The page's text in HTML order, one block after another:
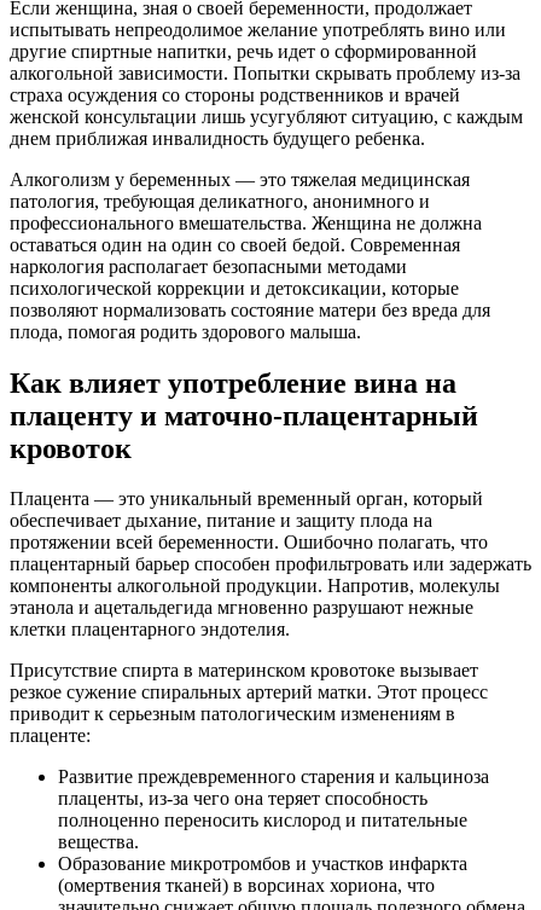
Если женщина, зная о своей беременности, продолжает
испытывать непреодолимое желание употреблять вино или
другие спиртные напитки, речь идет о сформированной
алкогольной зависимости. Попытки скрывать проблему из-за
страха осуждения со стороны родственников и врачей
женской консультации лишь усугубляют ситуацию, с каждым
днем приближая инвалидность будущего ребенка.
Алкоголизм у беременных — это тяжелая медицинская
патология, требующая деликатного, анонимного и
профессионального вмешательства. Женщина не должна
оставаться один на один со своей бедой. Современная
наркология располагает безопасными методами
психологической коррекции и детоксикации, которые
позволяют нормализовать состояние матери без вреда для
плода, помогая родить здорового малыша.
Как влияет употребление вина на
плаценту и маточно-плацентарный
кровоток
Плацента — это уникальный временный орган, который
обеспечивает дыхание, питание и защиту плода на
протяжении всей беременности. Ошибочно полагать, что
плацентарный барьер способен профильтровать или задержать
компоненты алкогольной продукции. Напротив, молекулы
этанола и ацетальдегида мгновенно разрушают нежные
клетки плацентарного эндотелия.
Присутствие спирта в материнском кровотоке вызывает
резкое сужение спиральных артерий матки. Этот процесс
приводит к серьезным патологическим изменениям в
плаценте:
Развитие преждевременного старения и кальциноза
плаценты, из-за чего она теряет способность
полноценно переносить кислород и питательные
вещества.
Образование микротромбов и участков инфаркта
(омертвения тканей) в ворсинах хориона, что